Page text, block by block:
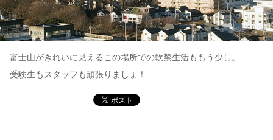
富士山がきれいに見えるこの場所での軟禁生活ももう少し。
受験生もスタッフも頑張りましょ！